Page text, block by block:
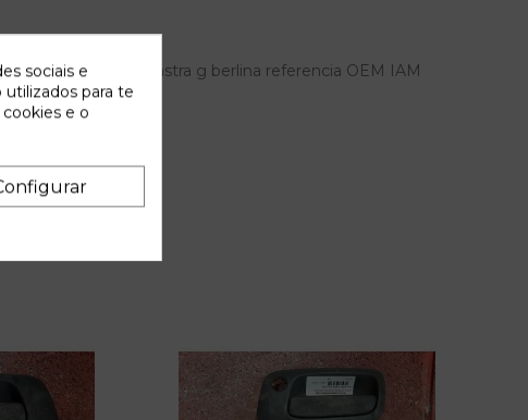
para opel astra g berlina referencia OEM IAM
sociais e
utilizados para te
e o